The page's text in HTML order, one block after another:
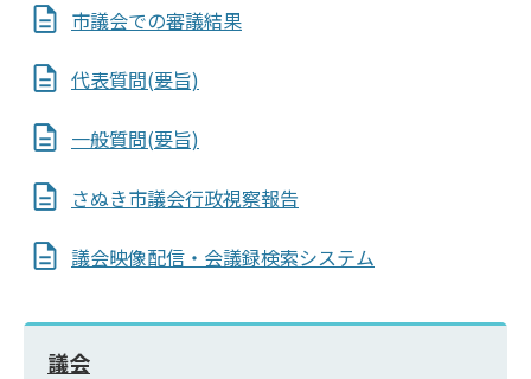
市議会での審議結果
代表質問(要旨)
一般質問(要旨)
さぬき市議会行政視察報告
議会映像配信・会議録検索システム
議会